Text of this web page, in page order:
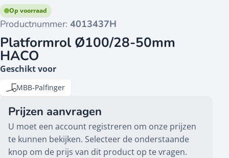
Productnummer: 4013437H
Op voorraad
Platformrol Ø100/28-50mm
HACO
Geschikt voor
MBB-Palfinger
Prijzen aanvragen
U moet een account registreren om onze prijzen
te kunnen bekijken. Selecteer de onderstaande
knop om de prijs van dit product op te vragen.